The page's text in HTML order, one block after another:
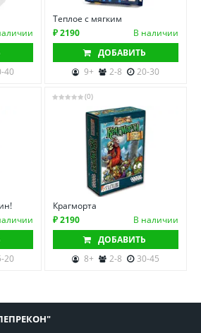
40
Теплое с мягким
₽ 2190
В наличии
ДОБАВИТЬ
9+
2-8 20-30
20
(0)
Крагморта
₽ 2190
В наличии
ДОБАВИТЬ
8+
2-8 30-45